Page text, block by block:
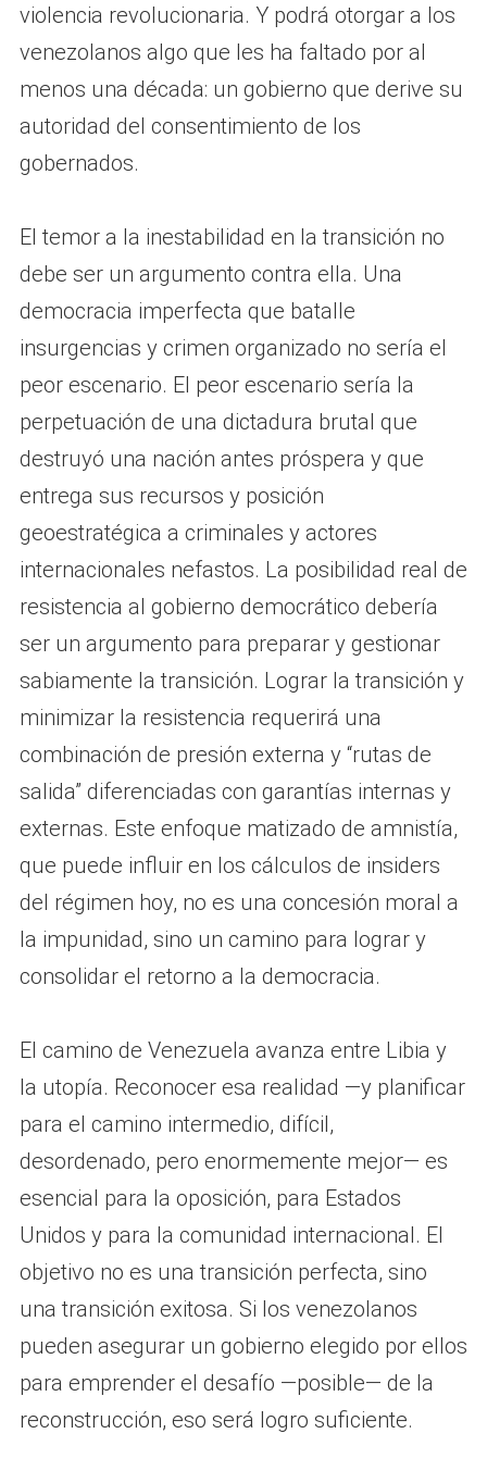
violencia revolucionaria. Y podrá otorgar a los
venezolanos algo que les ha faltado por al
menos una década: un gobierno que derive su
autoridad del consentimiento de los
gobernados.
El temor a la inestabilidad en la transición no
debe ser un argumento contra ella. Una
democracia imperfecta que batalle
insurgencias y crimen organizado no sería el
peor escenario. El peor escenario sería la
perpetuación de una dictadura brutal que
destruyó una nación antes próspera y que
entrega sus recursos y posición
geoestratégica a criminales y actores
internacionales nefastos. La posibilidad real de
resistencia al gobierno democrático debería
ser un argumento para preparar y gestionar
sabiamente la transición. Lograr la transición y
minimizar la resistencia requerirá una
combinación de presión externa y “rutas de
salida” diferenciadas con garantías internas y
externas. Este enfoque matizado de amnistía,
que puede influir en los cálculos de insiders
del régimen hoy, no es una concesión moral a
la impunidad, sino un camino para lograr y
consolidar el retorno a la democracia.
El camino de Venezuela avanza entre Libia y
la utopía. Reconocer esa realidad —y planificar
para el camino intermedio, difícil,
desordenado, pero enormemente mejor— es
esencial para la oposición, para Estados
Unidos y para la comunidad internacional. El
objetivo no es una transición perfecta, sino
una transición exitosa. Si los venezolanos
pueden asegurar un gobierno elegido por ellos
para emprender el desafío —posible— de la
reconstrucción, eso será logro suficiente.